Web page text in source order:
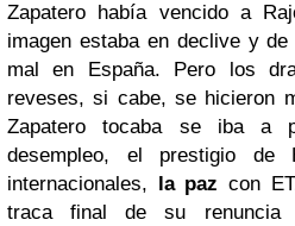
Zapatero había vencido a
imagen estaba en declive y
mal en España. Pero los
reveses, si cabe, se hicieron
Zapatero tocaba se iba a
desempleo, el prestigio de
internacionales, la paz con
traca final de su renuncia